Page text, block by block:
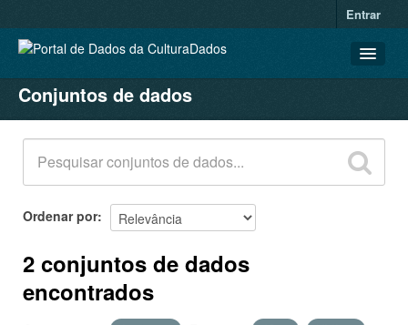
Entrar
CONJUNTOS DE DADOS
ORGANIZAÇÕES
GRUPOS
SOBRE
Conjuntos de dados
Ordenar por
2 conjuntos de dados
encontrados